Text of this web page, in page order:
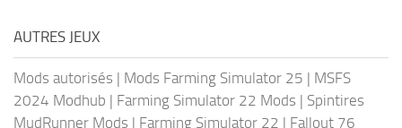
AUTRES JEUX
Mods autorisés | Mods Farming Simulator 25 | MSFS
2024 Modhub | Farming Simulator 22 Mods | Spintires
MudRunner Mods | Farming Simulator 22 | Fallout 76